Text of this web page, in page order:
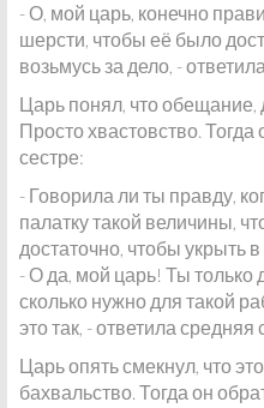
- О, мой царь, конечно
шерсти, чтобы её было
возьмусь за дело, -
Царь понял, что обещание,
Просто хвастовство.
сестре:
- Говорила ли ты правду,
палатку такой величины,
достаточно, чтобы укрыть
- О да, мой царь! Ты только
сколько нужно для такой
это так, - ответила средняя
Царь опять смекнул, что
бахвальство. Тогда он